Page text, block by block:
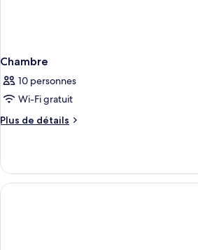
Chambre
10 personnes
Wi-Fi gratuit
Plus de détails
Plus
le
type
de